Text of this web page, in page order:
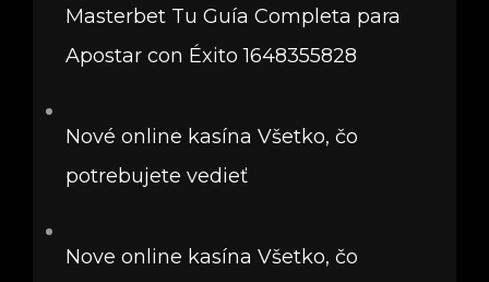
Masterbet Tu Guía Completa para
Apostar con Éxito 1648355828
Nové online kasína Všetko, čo
potrebujete vedieť
Nove online kasína Všetko, čo